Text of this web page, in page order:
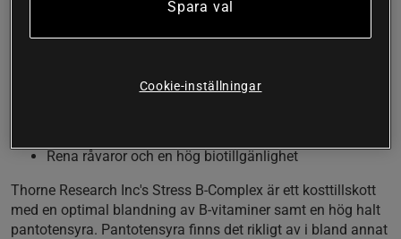
Research Inc med fokus på pantotensyra, som bland annat
B-vitaminkomplex med 250 mg pantotensyra per
Rena råvaror och en hög biotillgänlighet
Thorne Research Inc's Stress B-Complex är ett kosttillskott
med en optimal blandning av B-vitaminer samt en hög halt
pantotensyra. Pantotensyra finns det rikligt av i bland annat
Spara val
Cookie-inställningar